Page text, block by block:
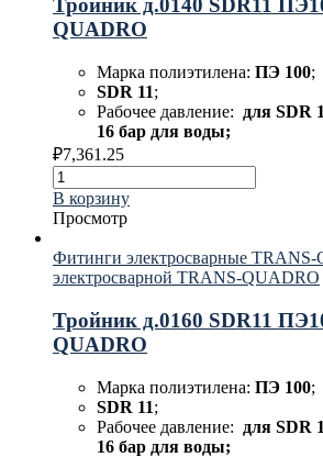
Тройник д.0140 SDR11
QUADRO
Марка полиэтилена: ПЭ 100;
SDR 11;
Рабочее давление: для SDR
16 бар для воды;
₽7,361.25
В корзину
Просмотр
Фитинги электросварные
электросварной TRANS-QUADRO
Тройник д.0160 SDR11
QUADRO
Марка полиэтилена: ПЭ 100;
SDR 11;
Рабочее давление: для SDR
16 бар для воды;